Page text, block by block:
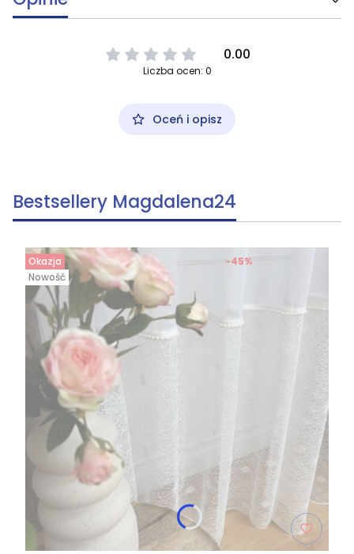
0.00
Liczba ocen: 0
Oceń i opisz
Bestsellery Magdalena24
Okazja
Nowość
-45%